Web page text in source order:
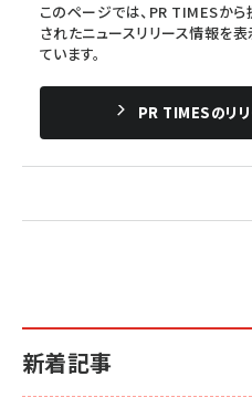
このページでは、PR TIMESから
されたニュースリリース情報を表
ています。
PR TIMESのリ
新着記事